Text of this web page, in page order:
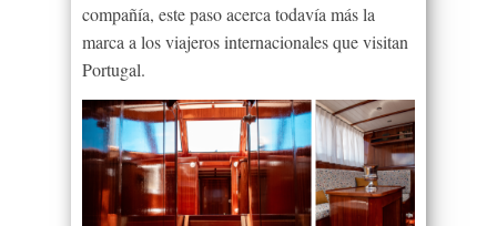
compañía, este paso acerca todavía más la
marca a los viajeros internacionales que visitan
Portugal.